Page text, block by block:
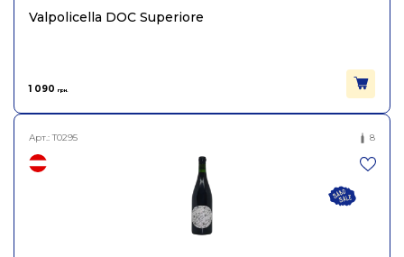
Valpolicella DOC Superiore
1 090 грн.
Арт.:T0295 8